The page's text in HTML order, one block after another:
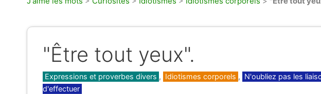
"Être tout yeux".
Catégories
Expressions et proverbes divers , Idiotismes corporels , N'oubliez pas les
d'effectuer